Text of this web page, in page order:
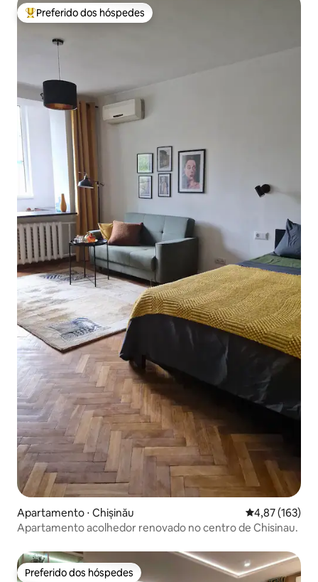
Entre os melhores preferidos dos hóspedes
Preferido dos hóspedes
Apartamento ⋅ Chișinău 4,87 de uma
4,87 (163)
Apartamento acolhedor renovado no centro de Chisinau.
Preferido dos hóspedes
Preferido dos hóspedes